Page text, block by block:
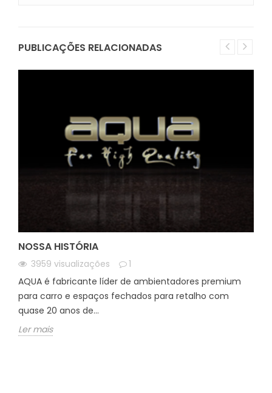
PUBLICAÇÕES RELACIONADAS
NOSSA HISTÓRIA
3959 visualizações
1
AQUA é fabricante líder de ambientadores premium
para carro e espaços fechados para retalho com
quase 20 anos de...
Ler mais